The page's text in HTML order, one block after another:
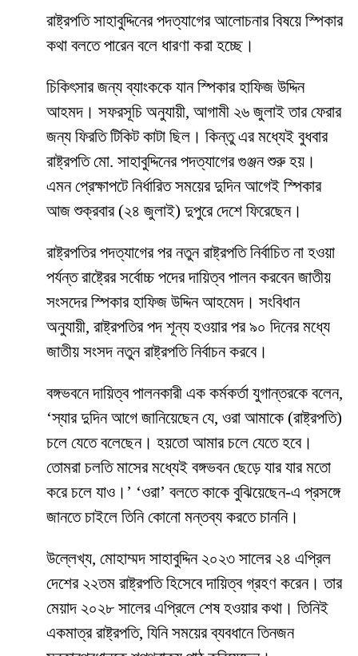
রাষ্ট্রপতি সাহাবুদ্দিনের পদত্যাগের আলোচনার বিষয়ে স্পিকার
কথা বলতে পারেন বলে ধারণা করা হচ্ছে।
চিকিৎসার জন্য ব্যাংককে যান স্পিকার হাফিজ উদ্দিন
আহমদ। সফরসূচি অনুযায়ী, আগামী ২৬ জুলাই তার ফেরার
জন্য ফিরতি টিকিট কাটা ছিল। কিন্তু এর মধ্যেই বুধবার
রাষ্ট্রপতি মো. সাহাবুদ্দিনের পদত্যাগের গুঞ্জন শুরু হয়।
এমন প্রেক্ষাপটে নির্ধারিত সময়ের দুদিন আগেই স্পিকার
আজ শুক্রবার (২৪ জুলাই) দুপুরে দেশে ফিরেছেন।
রাষ্ট্রপতির পদত্যাগের পর নতুন রাষ্ট্রপতি নির্বাচিত না হওয়া
পর্যন্ত রাষ্ট্রের সর্বোচ্চ পদের দায়িত্ব পালন করবেন জাতীয়
সংসদের স্পিকার হাফিজ উদ্দিন আহমেদ। সংবিধান
অনুযায়ী, রাষ্ট্রপতির পদ শূন্য হওয়ার পর ৯০ দিনের মধ্যে
জাতীয় সংসদ নতুন রাষ্ট্রপতি নির্বাচন করবে।
বঙ্গভবনে দায়িত্ব পালনকারী এক কর্মকর্তা যুগান্তরকে বলেন,
‘স্যার দুদিন আগে জানিয়েছেন যে, ওরা আমাকে (রাষ্ট্রপতি)
চলে যেতে বলেছেন। হয়তো আমার চলে যেতে হবে।
তোমরা চলতি মাসের মধ্যেই বঙ্গভবন ছেড়ে যার যার মতো
করে চলে যাও।’ ‘ওরা’ বলতে কাকে বুঝিয়েছেন-এ প্রসঙ্গে
জানতে চাইলে তিনি কোনো মন্তব্য করতে চাননি।
উল্লেখ্য, মোহাম্মদ সাহাবুদ্দিন ২০২৩ সালের ২৪ এপ্রিল
দেশের ২২তম রাষ্ট্রপতি হিসেবে দায়িত্ব গ্রহণ করেন। তার
মেয়াদ ২০২৮ সালের এপ্রিলে শেষ হওয়ার কথা। তিনিই
একমাত্র রাষ্ট্রপতি, যিনি সময়ের ব্যবধানে তিনজন